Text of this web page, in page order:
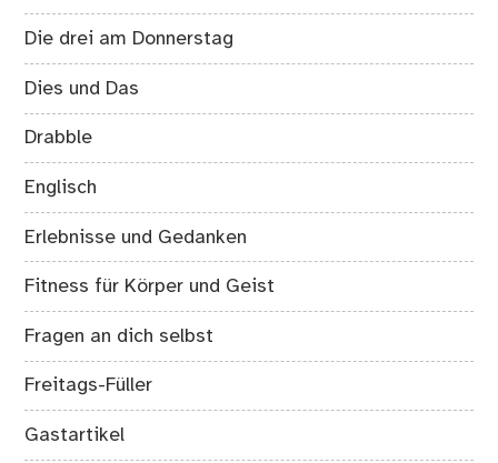
Die drei am Donnerstag
Dies und Das
Drabble
Englisch
Erlebnisse und Gedanken
Fitness für Körper und Geist
Fragen an dich selbst
Freitags-Füller
Gastartikel